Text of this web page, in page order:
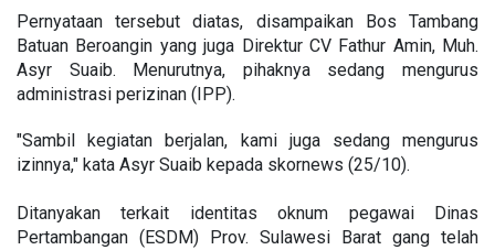
Pernyataan tersebut diatas, disampaikan Bos Tambang
Batuan Beroangin yang juga Direktur CV Fathur Amin, Muh.
Asyr Suaib. Menurutnya, pihaknya sedang mengurus
administrasi perizinan (IPP).
"Sambil kegiatan berjalan, kami juga sedang mengurus
izinnya," kata Asyr Suaib kepada skornews (25/10).
Ditanyakan terkait identitas oknum pegawai Dinas
Pertambangan (ESDM) Prov. Sulawesi Barat gang telah